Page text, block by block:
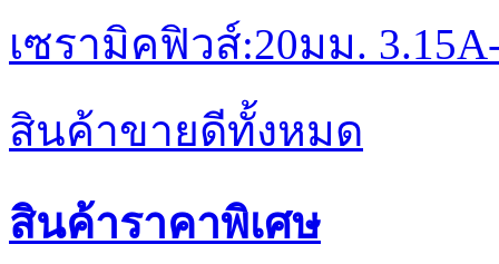
เซรามิคฟิวส์:20มม.
สินค้าขายดีทั้งหมด
สินค้าราคาพิเศษ